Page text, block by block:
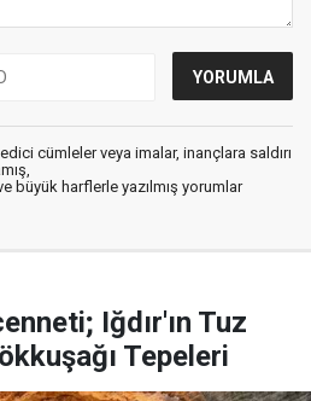
cümleler veya imalar, inançlara saldırı
büyük harflerle yazılmış yorumlar
Iğdır'ın Tuz
Tepeleri